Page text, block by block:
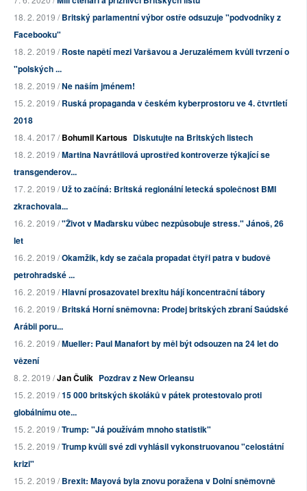
18. 2. 2019 /Britský parlamentní výbor ostře odsuzuje "podvodníky z
Facebooku"
18. 2. 2019 /Roste napětí mezi Varšavou a Jeruzalémem kvůli tvrzení o
"polských ...
18. 2. 2019 /Ne naším jménem!
15. 2. 2019 /Ruská propaganda v českém kyberprostoru ve 4. čtvrtletí
2018
18. 4. 2017 /Bohumil Kartous Diskutujte na Britských listech
18. 2. 2019 /Martina Navrátilová uprostřed kontroverze týkající se
transgenderov...
17. 2. 2019 /Už to začíná: Britská regionální letecká společnost BMI
zkrachovala...
16. 2. 2019 /"Život v Maďarsku vůbec nezpůsobuje stress." Jánoš, 26
let
16. 2. 2019 /Okamžik, kdy se začala propadat čtyři patra v budově
petrohradské ...
16. 2. 2019 /Hlavní prosazovatel brexitu hájí koncentrační tábory
16. 2. 2019 /Britská Horní sněmovna: Prodej britských zbraní Saúdské
Arábii poru...
16. 2. 2019 /Mueller: Paul Manafort by měl být odsouzen na 24 let do
vězení
8. 2. 2019 /Jan Čulík Pozdrav z New Orleansu
15. 2. 2019 /15 000 britských školáků v pátek protestovalo proti
globálnímu ote...
15. 2. 2019 /Trump: "Já používám mnoho statistik"
15. 2. 2019 /Trump kvůli své zdi vyhlásil vykonstruovanou "celostátní
krizi"
15. 2. 2019 /Brexit: Mayová byla znovu poražena v Dolní sněmovně